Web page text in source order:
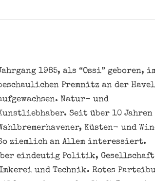
1985, als “Ossi” geboren,
Premnitz an der Havel
Natur- und
Seit über 10 Jahren
Küsten- und
ziemlich an Allem interessiert.
eindeutig Politik,
und Technik. Rotes